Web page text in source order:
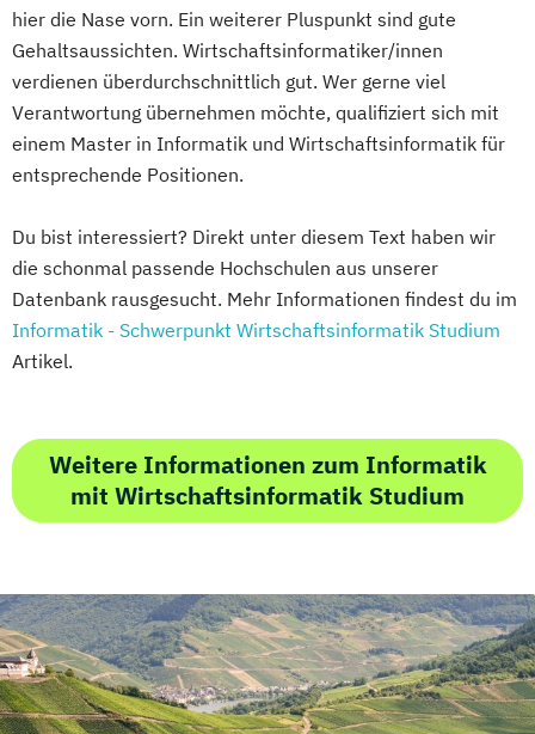
hier die Nase vorn. Ein weiterer Pluspunkt sind gute
Gehaltsaussichten. Wirtschaftsinformatiker/innen
verdienen überdurchschnittlich gut. Wer gerne viel
Verantwortung übernehmen möchte, qualifiziert sich mit
einem Master in Informatik und Wirtschaftsinformatik für
entsprechende Positionen.
Du bist interessiert? Direkt unter diesem Text haben wir
die schonmal passende Hochschulen aus unserer
Datenbank rausgesucht. Mehr Informationen findest du im
Informatik - Schwerpunkt Wirtschaftsinformatik Studium
Artikel.
Weitere Informationen zum Informatik
mit Wirtschaftsinformatik Studium